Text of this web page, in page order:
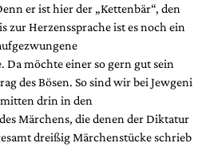
er ist hier der „Kettenbär“, den
zur Herzenssprache ist es noch ein
Da möchte einer so gern gut sein
des Bösen. So sind wir bei Jewgeni
drin in den
Märchens, die denen der Diktatur
dreißig Märchenstücke schrieb